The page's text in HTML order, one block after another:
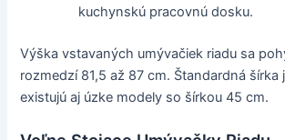
kuchynskú pracovnú dosku.
Výška vstavaných umývačiek riadu sa
rozmedzí 81,5 až 87 cm. Štandardná šírka
existujú aj úzke modely so šírkou 45 cm.